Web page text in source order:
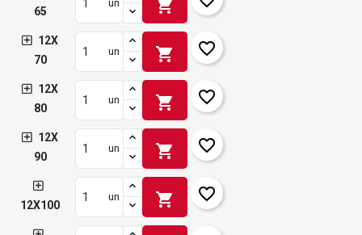
65
un shopping_cart
12X
70
un shopping_cart favorite_border
12X
80
un shopping_cart favorite_border
12X
90
un shopping_cart favorite_border
12X100
un shopping_cart favorite_border